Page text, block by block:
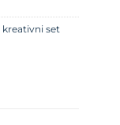
kreativni set